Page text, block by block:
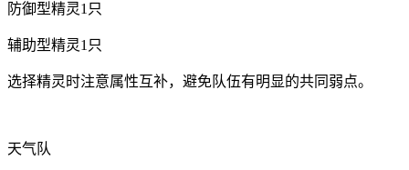
防御型精灵1只
辅助型精灵1只
选择精灵时注意属性互补，避免队伍有明显的共同弱点。
天气队